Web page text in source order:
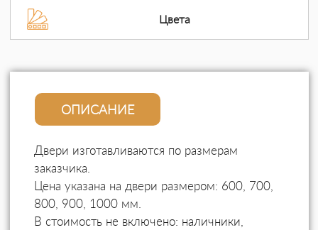
Цвета
ОПИСАНИЕ
Двери изготавливаются по размерам
заказчика.
Цена указана на двери размером: 600, 700,
800, 900, 1000 мм.
В стоимость не включено: наличники,